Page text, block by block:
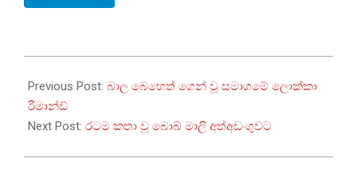
11-
01
Previous Post: බාල බෙහෙත් ගෙන් වූ සමාගමේ ලොක්කා
රිමාන්ඩ්
Next Post: රටම කතා වූ බොබ් මාලි අත්අඩංගුවට